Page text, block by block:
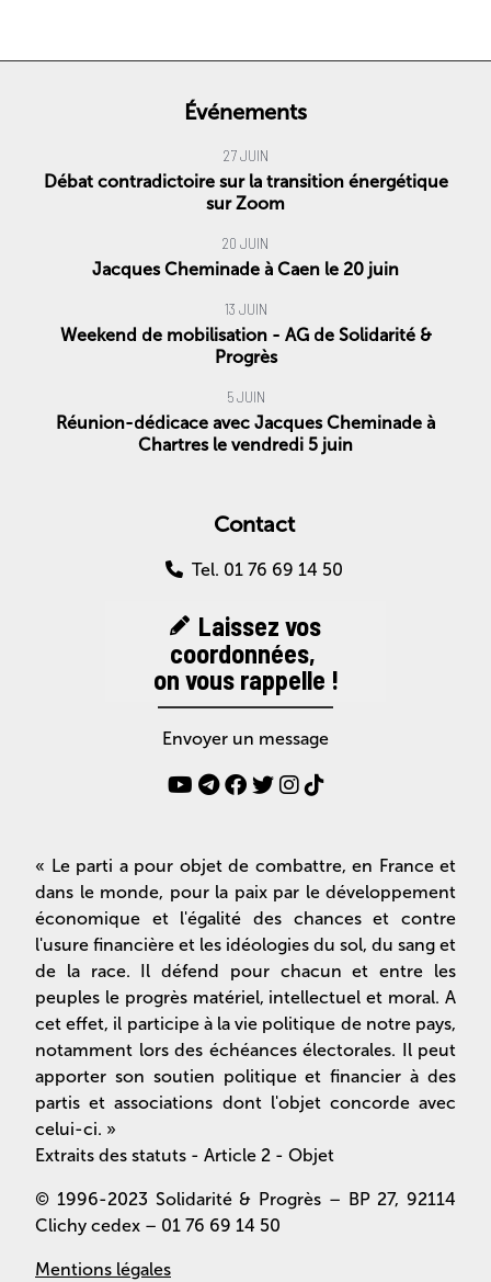
Événements
27 JUIN
Débat contradictoire sur la transition énergétique
sur Zoom
20 JUIN
Jacques Cheminade à Caen le 20 juin
13 JUIN
Weekend de mobilisation - AG de Solidarité &
Progrès
5 JUIN
Réunion-dédicace avec Jacques Cheminade à
Chartres le vendredi 5 juin
Contact
Tel. 01 76 69 14 50
Laissez vos
coordonnées,
on vous rappelle !
Envoyer un message
« Le parti a pour objet de combattre, en France et
dans le monde, pour la paix par le développement
économique et l'égalité des chances et contre
l'usure financière et les idéologies du sol, du sang et
de la race. Il défend pour chacun et entre les
peuples le progrès matériel, intellectuel et moral. A
cet effet, il participe à la vie politique de notre pays,
notamment lors des échéances électorales. Il peut
apporter son soutien politique et financier à des
partis et associations dont l'objet concorde avec
celui-ci. »
Extraits des statuts - Article 2 - Objet
© 1996-2023 Solidarité & Progrès – BP 27, 92114
Clichy cedex – 01 76 69 14 50
Mentions légales